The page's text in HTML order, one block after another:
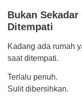
Bukan
Ditempati
Kadang ada rumah
saat ditempati.
Terlalu penuh.
Sulit dibersihkan.